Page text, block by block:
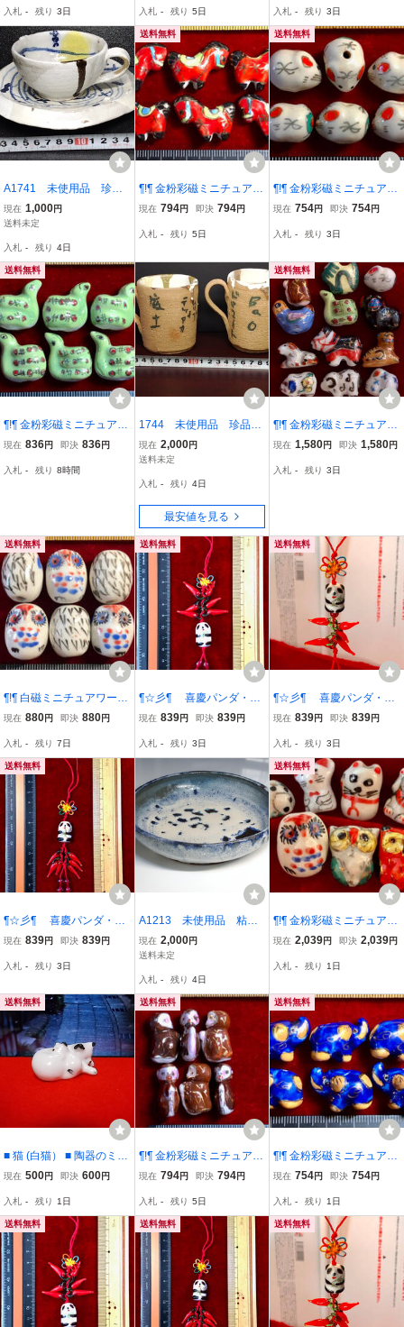
ナチュラル インテリア ブ
ロカント
入札 - 残り 3日
さ/11cm 重量/2900ｇ
入札 - 残り 5日
高さ/9.5cm
入札 - 残り 3日
A1741 未使用品 珍
品 カップ＆ソーサー
粘土工芸完成品 粘土工
現在 1,000円
送料未定
入札 - 残り 4日
送料無料
¶!¶ 金粉彩磁ミニチュアワ
ールド - 6個で1単位 干支
風馬模様金粉縁取り 手作
現在 794円 即決 794円
入札 - 残り 5日
送料無料
¶!¶ 金粉彩磁ミニチュアワ
ールド - 6個1単位を 干支
鼠模様金粉縁取り 手作り
服飾
現在 754円 即決 754円
入札 - 残り 3日
送料無料
¶!¶ 金粉彩磁ミニチュアワ
ールド - 6個1単位を 干支
様金粉縁取り 手作り 手芸
現在 836円 即決 836円
入札 - 残り 8時間
1744 未使用品 珍品
マグカップ ペアセッ
ト 2点セット 粘土工芸
現在 2,000円
送料未定
入札 - 残り 4日
最安値を見る
送料無料
¶!¶ 金粉彩磁ミニチュアワ
ールド その四- 12干支セ
トの12干支彩磁金粉縁取
現在 1,580円 即決 1,580円
入札 - 残り 3日
送料無料
¶!¶ 白磁ミニチュアワール
ド - 6個1単位を 不苦労の
ロウ 又は達磨？模様 手
作 手芸 工芸 インテリア
趣味
現在 880円 即決 880円
入札 - 残り 7日
送料無料
¶☆彡¶ 喜慶パンダ・多
子多福のストラップ①
たい一品 掛飾 お守り 手
現在 839円 即決 839円
入札 - 残り 3日
送料無料
¶☆彡¶ 喜慶パンダ・多
子多福のストラップ②
たい 掛飾り お守り 手芸
お土産 お祝い
現在 839円 即決 839円
入札 - 残り 3日
送料無料
¶☆彡¶ 喜慶パンダ・多
子多福のストラップ③
たい 掛飾り お守り 手芸
現在 839円 即決 839円
入札 - 残り 3日
A1213 未使用品 粘土
工芸完成品 大鉢 花
器 和食器 陶芸 直径/
現在 2,000円
送料未定
入札 - 残り 4日
送料無料
¶!¶ 金粉彩磁ミニチュアワ
ールド - 7種を3セット21
とりどり7種縁起物ミニチ
趣味
現在 2,039円 即決 2,039円
入札 - 残り 1日
送料無料
■ 猫 (白猫） ■ 陶器のミニ
チュア タイ王国製
現在 500円 即決 600円
入札 - 残り 1日
送料無料
¶!¶ 金粉彩磁ミニチュアワ
ールド - 6個で1単位 12干
猿模様金粉縁取り 手作り
手芸 工芸 インテリア 趣
味
現在 794円 即決 794円
入札 - 残り 5日
送料無料
¶!¶ 金粉彩磁ミニチュアワ
ールド - 6個を1単位とし
縁取りの象さん模様a 手
作り 手芸 工芸 インテリ
ア 趣味
現在 754円 即決 754円
入札 - 残り 1日
送料無料 送料無料 送料無料